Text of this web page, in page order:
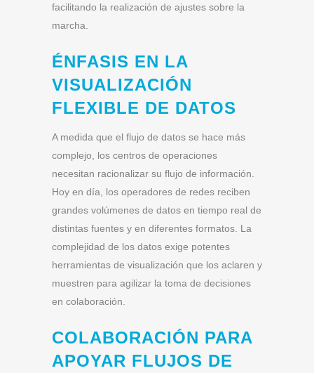
facilitando la realización de ajustes sobre la
marcha.
ÉNFASIS EN LA
VISUALIZACIÓN
FLEXIBLE DE DATOS
A medida que el flujo de datos se hace más
complejo, los centros de operaciones
necesitan racionalizar su flujo de información.
Hoy en día, los operadores de redes reciben
grandes volúmenes de datos en tiempo real de
distintas fuentes y en diferentes formatos. La
complejidad de los datos exige potentes
herramientas de visualización que los aclaren y
muestren para agilizar la toma de decisiones
en colaboración.
COLABORACIÓN PARA
APOYAR FLUJOS DE